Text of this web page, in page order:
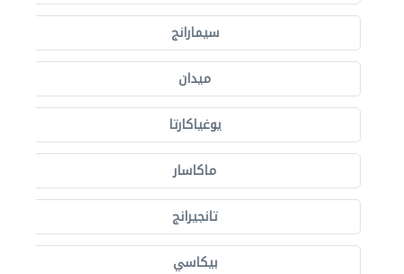
سيمارانج
ميدان
يوغياكارتا
ماكاسار
تانجيرانج
بيكاسي